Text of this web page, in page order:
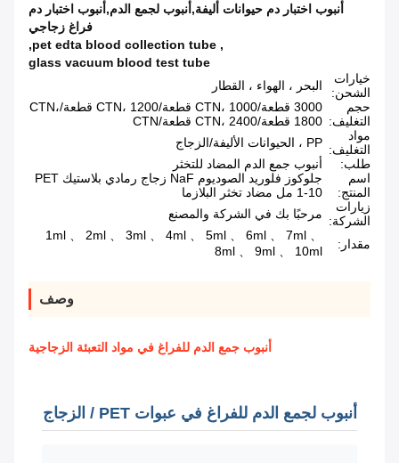
أنبوب اختبار دم حيوانات أليفة,أنبوب لجمع الدم,أنبوب اختبار دم
فراغ زجاجي
,
pet edta blood collection tube
,
glass vacuum blood test tube
خيارات
الشحن:
البحر ، الهواء ، القطار
حجم
التغليف:
3000 قطعة/CTN، 1000 قطعة/CTN، 1200 قطعة/CTN،
1800 قطعة/CTN، 2400 قطعة/CTN
مواد
التغليف: PP ، الحيوانات الأليفة/الزجاج
طلب:
أنبوب جمع الدم المضاد للتخثر
اسم
المنتج:
جلوكوز فلوريد الصوديوم NaF زجاج رمادي بلاستيك PET
1-10 مل مضاد تخثر البلازما
زيارات
الشركة: مرحبًا بك في الشركة والمصنع
مقدار:
1ml 、 2ml 、 3ml 、 4ml 、 5ml 、 6ml 、 7ml 、
8ml 、 9ml 、 10ml
وصف
أنبوب جمع الدم للفراغ في مواد التعبئة الزجاجية
أنبوب لجمع الدم للفراغ في عبوات PET / الزجاج